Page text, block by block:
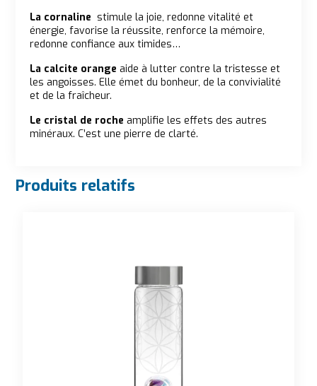
La cornaline stimule la joie, redonne vitalité et
énergie, favorise la réussite, renforce la mémoire,
redonne confiance aux timides…
La calcite orange aide à lutter contre la tristesse et
les angoisses. Elle émet du bonheur, de la convivialité
et de la fraîcheur.
Le cristal de roche amplifie les effets des autres
minéraux. C’est une pierre de clarté.
Produits relatifs